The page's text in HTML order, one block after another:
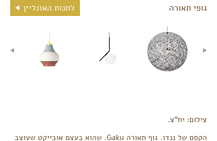
גופי תאורה לחנות האונליין
צילום: יח"צ.
הקסם של ננדו. גוף תאורה Gaku. שהוא בעצם אובייקט שעוצב